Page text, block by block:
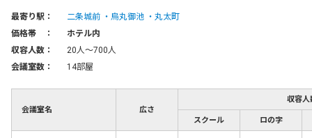
最寄り駅： 二条城前 烏丸御池
丸太町
価格帯 ：
ホテル内
収容人数：
20人〜700人
会議室数：
14部屋
会議室名 広さ
収容人
スクール ロの字